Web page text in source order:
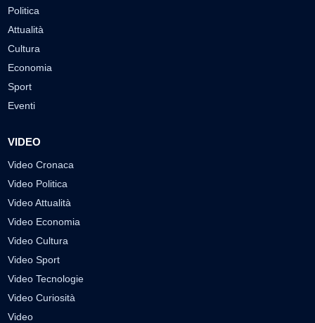
Politica
Attualità
Cultura
Economia
Sport
Eventi
VIDEO
Video Cronaca
Video Politica
Video Attualità
Video Economia
Video Cultura
Video Sport
Video Tecnologie
Video Curiosità
Video